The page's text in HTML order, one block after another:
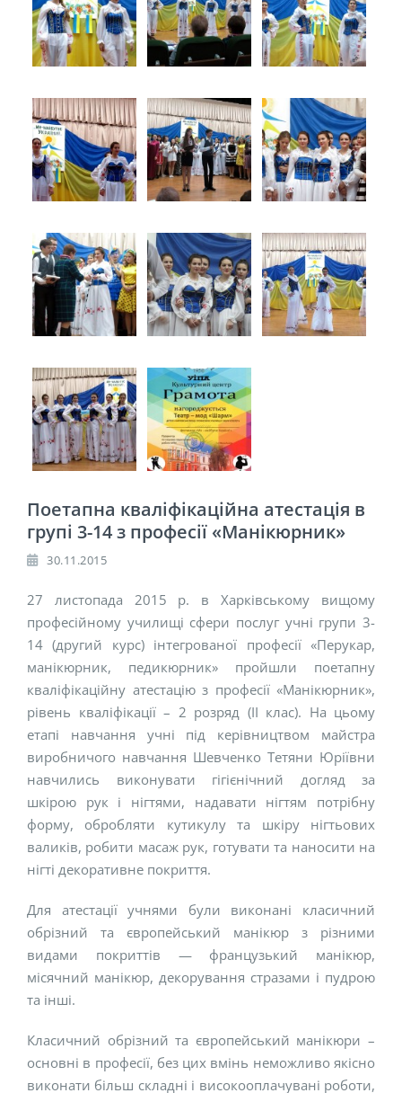
Поетапна кваліфікаційна атестація в
групі 3-14 з професії «Манікюрник»
30.11.2015
27 листопада 2015 р. в Харківському вищому
професійному училищі сфери послуг учні групи 3-
14 (другий курс) інтегрованої професії «Перукар,
манікюрник, педикюрник» пройшли поетапну
кваліфікаційну атестацію з професії «Манікюрник»,
рівень кваліфікації – 2 розряд (ІІ клас). На цьому
етапі навчання учні під керівництвом майстра
виробничого навчання Шевченко Тетяни Юріївни
навчились виконувати гігієнічний догляд за
шкірою рук і нігтями, надавати нігтям потрібну
форму, обробляти кутикулу та шкіру нігтьових
валиків, робити масаж рук, готувати та наносити на
нігті декоративне покриття.
Для атестації учнями були виконані класичний
обрізний та європейський манікюр з різними
видами покриттів — французький манікюр,
місячний манікюр, декорування стразами і пудрою
та інші.
Класичний обрізний та європейський манікюри –
основні в професії, без цих вмінь неможливо якісно
виконати більш складні і високооплачувані роботи,